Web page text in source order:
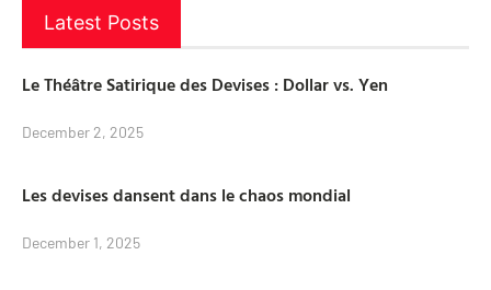
Latest Posts
Le Théâtre Satirique des Devises : Dollar vs. Yen
December 2, 2025
Les devises dansent dans le chaos mondial
December 1, 2025